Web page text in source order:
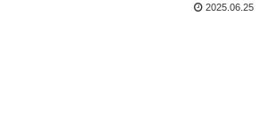
2025.06.25